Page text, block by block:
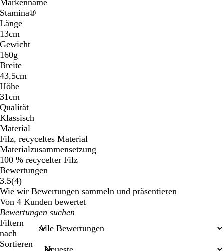
Markenname
Stamina®
Länge
13cm
Gewicht
160g
Breite
43,5cm
Höhe
31cm
Qualität
Klassisch
Material
Filz, recyceltes Material
Materialzusammensetzung
100 % recycelter Filz
Bewertungen
3.5(44
Bewertungen
)
Wie wir Bewertungen sammeln und präsentieren
Von 4 Kunden bewertet
Meine
Sucheingaben
Filtern
nach
Sortieren